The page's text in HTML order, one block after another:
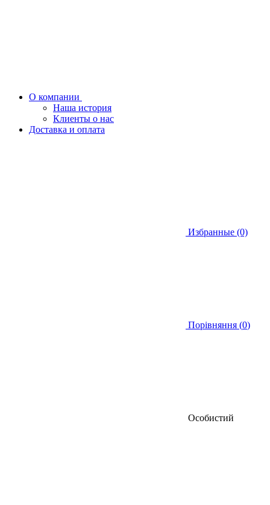
О компании
Наша история
Клиенты о нас
Доставка и оплата
Избранные (0)
Порівняння (0)
Особистий